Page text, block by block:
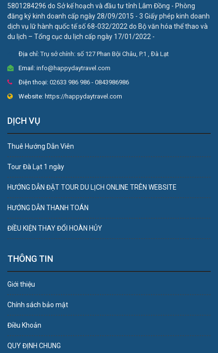
5801284296 do Sở kế hoạch và đầu tư tỉnh Lâm Đồng - Phòng
đăng ký kinh doanh cấp ngày 28/09/2015 - 3 Giấy phép kinh doanh
dịch vụ lữ hành quốc tế số 68-032/2022 do Bộ văn hóa thể thao và
du lịch – Tổng cục du lịch cấp ngày 17/01/2022 -
Địa chỉ:Trụ sở chính: số 127 Phan Bội Châu, P.1 , Đà Lạt
Email: info@happydaytravel.com
Điện thoại: 02633 986 986 - 0843986986
Website: https://happydaytravel.com
DỊCH VỤ
Thuê Hướng Dẫn Viên
Tour Đà Lạt 1 ngày
HƯỚNG DẪN ĐẶT TOUR DU LỊCH ONLINE TRÊN WEBSITE
HƯỚNG DẪN THANH TOÁN
ĐIỀU KIỆN THAY ĐỔI HOÀN HỦY
THÔNG TIN
Giới thiệu
Chính sách bảo mật
Điều Khoản
QUY ĐỊNH CHUNG